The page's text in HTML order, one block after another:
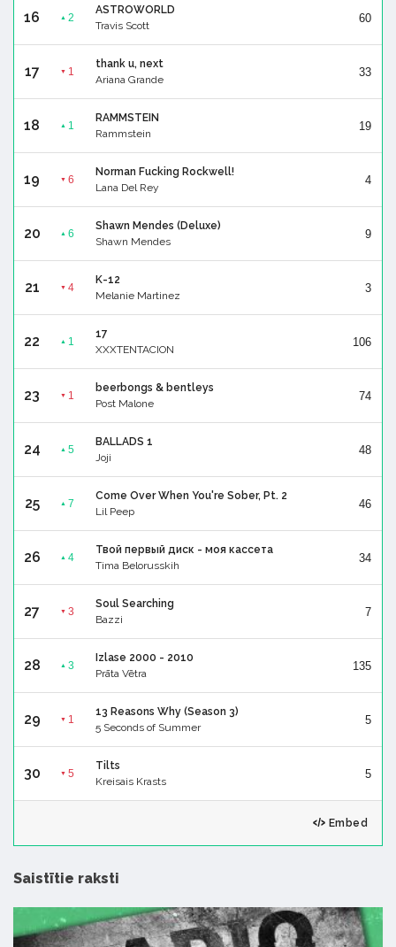
16 ▲ 2
ASTROWORLD
Travis Scott
60
17 ▼ 1
thank u, next
Ariana Grande
33
18 ▲ 1
RAMMSTEIN
Rammstein
19
19 ▼ 6
Norman Fucking Rockwell!
Lana Del Rey
4
20 ▲ 6
Shawn Mendes (Deluxe)
Shawn Mendes
9
21 ▼ 4
K-12
Melanie Martinez
3
22 ▲ 1
17
XXXTENTACION
106
23 ▼ 1
beerbongs & bentleys
Post Malone
74
24 ▲ 5
BALLADS 1
Joji
48
25 ▲ 7
Come Over When You're Sober, Pt. 2
Lil Peep
46
26 ▲ 4
Твой первый диск - моя кассета
Tima Belorusskih
34
27 ▼ 3
Soul Searching
Bazzi
7
28 ▲ 3
Izlase 2000 - 2010
Prāta Vētra
135
29 ▼ 1
13 Reasons Why (Season 3)
5 Seconds of Summer
5
30 ▼ 5
Tilts
Kreisais Krasts
5
Embed
Saistītie raksti